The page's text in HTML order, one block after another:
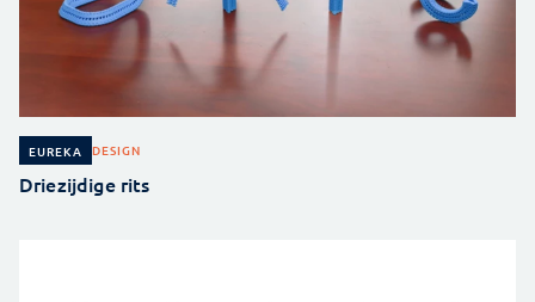
EUREKA DESIGN
Driezijdige rits